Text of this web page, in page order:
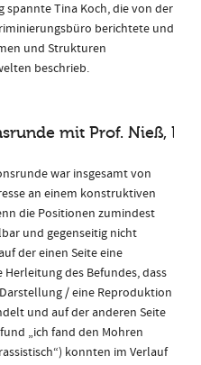
spannte Tina Koch, die von der
berichtete und
und Strukturen
beschrieb.
mit Prof. Nieß,
war insgesamt von
an einem konstruktiven
die Positionen zumindest
und gegenseitig nicht
der einen Seite eine
des Befundes, dass
/ eine Reproduktion
und auf der anderen Seite
„ich fand den Mohren
konnten im Verlauf